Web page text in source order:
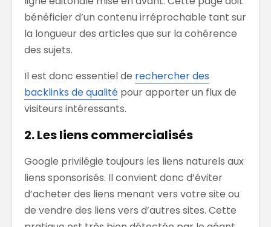
bénéficier d’un contenu irréprochable tant sur
la longueur des articles que sur la cohérence
des sujets.
Il est donc essentiel de rechercher des
backlinks de qualité pour apporter un flux de
visiteurs intéressants.
2. Les liens commercialisés
Google privilégie toujours les liens naturels aux
liens sponsorisés. Il convient donc d’éviter
d’acheter des liens menant vers votre site ou
de vendre des liens vers d’autres sites. Cette